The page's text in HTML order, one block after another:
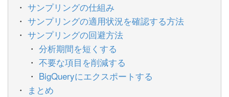
サンプリングの仕組み
サンプリングの適用状況を確認する方法
サンプリングの回避方法
分析期間を短くする
不要な項目を削減する
BigQueryにエクスポートする
まとめ